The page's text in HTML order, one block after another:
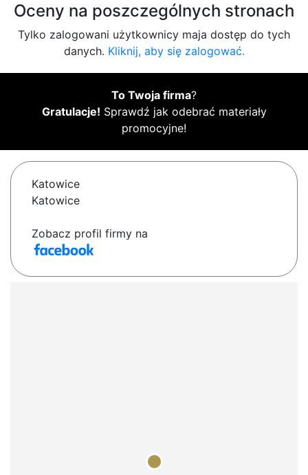
Oceny na poszczególnych stronach
Tylko zalogowani użytkownicy maja dostęp do tych
danych. Kliknij, aby się zalogować.
To Twoja firma?
Gratulacje! Sprawdź jak odebrać materiały
promocyjne!
Katowice
Katowice
Zobacz profil firmy na